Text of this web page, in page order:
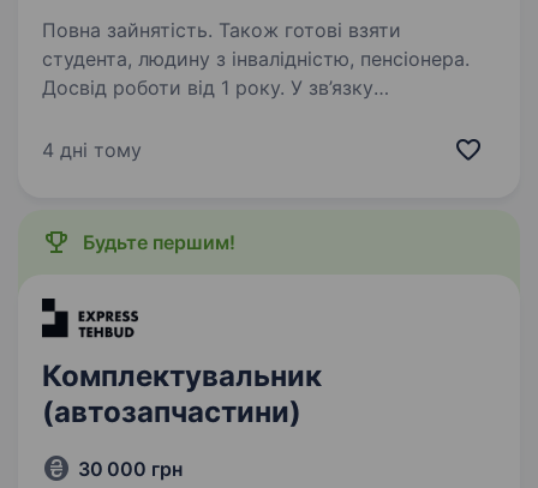
Повна зайнятість. Також готові взяти
студента, людину з інвалідністю, пенсіонера.
Досвід роботи від 1 року. У зв’язку
комірника, який відповідатиме за порядок
та розміщувати товар на складі.
Комплектувати…
4 дні тому
Будьте першим!
Комплектувальник
(автозапчастини)
30 000 грн